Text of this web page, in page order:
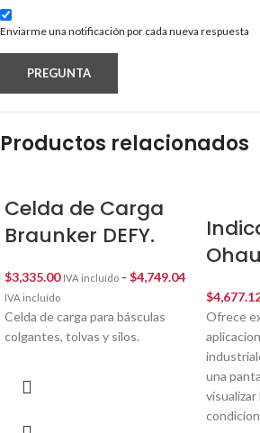
Enviarme una notificación por cada nueva respuesta
Productos relacionados
Celda de Carga
Braunker DEFY.
$3,335.00 IVA incluído - $4,749.04
IVA incluído
Celda de carga para básculas
colgantes, tolvas y silos.
$
Ofrece
una